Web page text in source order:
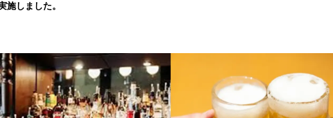
込
中
す
施しました。